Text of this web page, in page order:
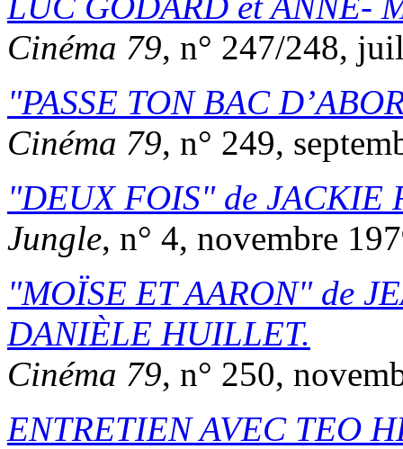
Cinéma 79, n° 247/248,
PASSE TON BAC
Cinéma 79, n° 249,
DEUX FOIS de JACKIE
Jungle, n° 4, novembre
MOÏSE ET AARON de
DANIÈLE HUILLET.
Cinéma 79, n° 250,
ENTRETIEN AVEC TEO